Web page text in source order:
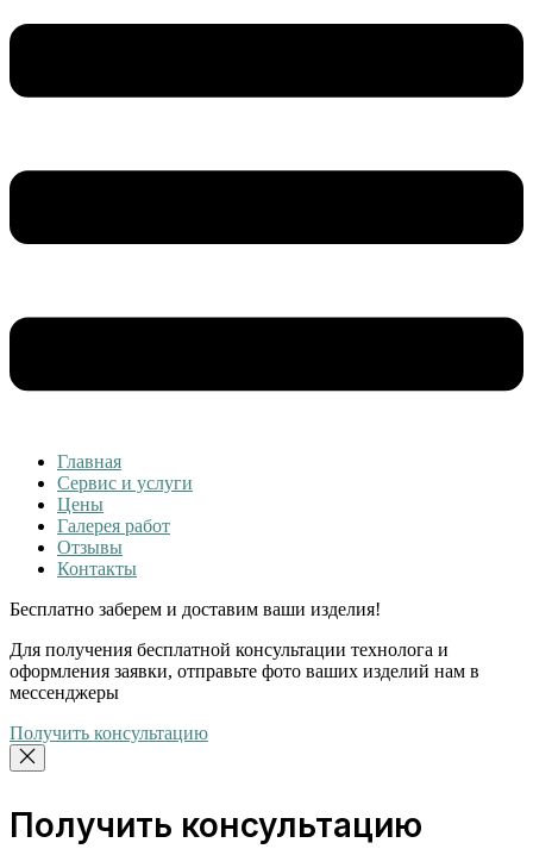
Главная
Сервис и услуги
Цены
Галерея работ
Отзывы
Контакты
Бесплатно заберем и доставим ваши изделия!
Для получения бесплатной консультации технолога и
оформления заявки, отправьте фото ваших изделий нам в
мессенджеры
Получить консультацию
Получить консультацию